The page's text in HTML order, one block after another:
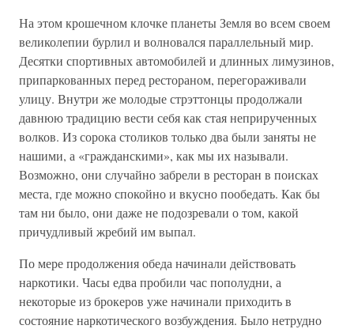
На этом крошечном клочке планеты Земля во всем своем
великолепии бурлил и волновался параллельный мир.
Десятки спортивных автомобилей и длинных лимузинов,
припаркованных перед рестораном, перегораживали
улицу. Внутри же молодые стрэттонцы продолжали
давнюю традицию вести себя как стая неприрученных
волков. Из сорока столиков только два были заняты не
нашими, а «гражданскими», как мы их называли.
Возможно, они случайно забрели в ресторан в поисках
места, где можно спокойно и вкусно пообедать. Как бы
там ни было, они даже не подозревали о том, какой
причудливый жребий им выпал.
По мере продолжения обеда начинали действовать
наркотики. Часы едва пробили час пополудни, а
некоторые из брокеров уже начинали приходить в
состояние наркотического возбуждения. Было нетрудно